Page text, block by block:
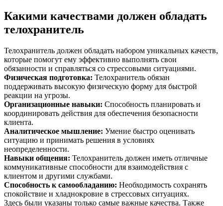
Какими качествами должен обладать
телохранитель
Телохранитель должен обладать набором уникальных качеств,
которые помогут ему эффективно выполнять свои
обязанности и справляться со стрессовыми ситуациями.
Физическая подготовка: Телохранитель обязан
поддерживать высокую физическую форму для быстрой
реакции на угрозы.
Организационные навыки: Способность планировать и
координировать действия для обеспечения безопасности
клиента.
Аналитическое мышление: Умение быстро оценивать
ситуацию и принимать решения в условиях
неопределенности.
Навыки общения: Телохранитель должен иметь отличные
коммуникативные способности для взаимодействия с
клиентом и другими службами.
Способность к самообладанию: Необходимость сохранять
спокойствие и хладнокровие в стрессовых ситуациях.
Здесь были указаны только самые важные качества. Также